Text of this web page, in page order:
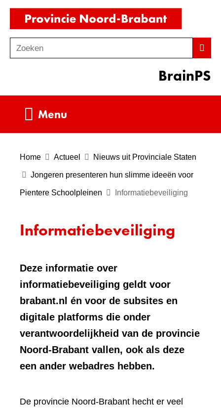
Ga
de
inhoud
o
Zoeken
BrainPS
Menu
Home Actueel Nieuws uit Provinciale Staten
Jongeren presenteren hun slimme ideeën voor
Pientere Schoolpleinen Informatiebeveiliging
Informatiebeveiliging
Deze informatie over
informatiebeveiliging geldt voor
brabant.nl én voor de subsites en
digitale platforms die onder
verantwoordelijkheid van de provincie
Noord-Brabant vallen, ook als deze
een ander webadres hebben.
De provincie Noord-Brabant hecht er veel